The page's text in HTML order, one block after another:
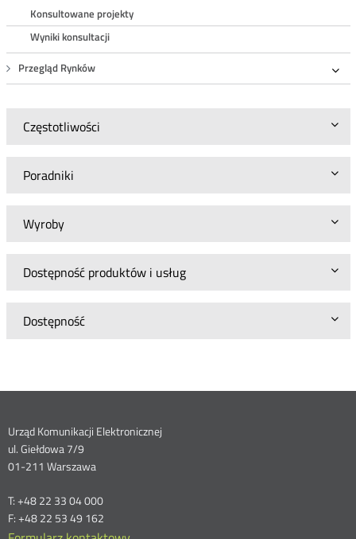
Konsultowane projekty
Wyniki konsultacji
Przegląd Rynków
Częstotliwości
Poradniki
Wyroby
Dostępność produktów i usług
Dostępność
Dane
kontaktowe
Urząd Komunikacji Elektronicznej
ul. Giełdowa 7/9
01-211 Warszawa
T: +48 22 33 04 000
F: +48 22 53 49 162